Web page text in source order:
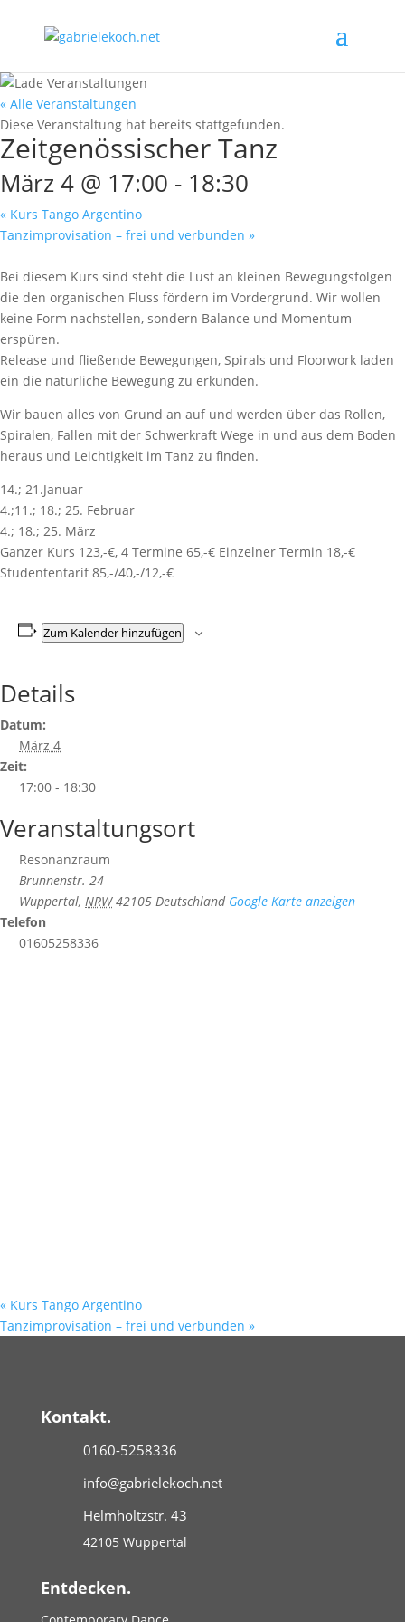
« Alle Veranstaltungen
Diese Veranstaltung hat bereits stattgefunden.
Zeitgenössischer Tanz
März 4 @ 17:00 - 18:30
« Kurs Tango Argentino
Tanzimprovisation – frei und verbunden »
Bei diesem Kurs sind steht die Lust an kleinen Bewegungsfolgen
die den organischen Fluss fördern im Vordergrund. Wir wollen
keine Form nachstellen, sondern Balance und Momentum
erspüren.
Release und fließende Bewegungen, Spirals und Floorwork laden
ein die natürliche Bewegung zu erkunden.
Wir bauen alles von Grund an auf und werden über das Rollen,
Spiralen, Fallen mit der Schwerkraft Wege in und aus dem Boden
heraus und Leichtigkeit im Tanz zu finden.
14.; 21.Januar
4.;11.; 18.; 25. Februar
4.; 18.; 25. März
Ganzer Kurs 123,-€, 4 Termine 65,-€ Einzelner Termin 18,-€
Studententarif 85,-/40,-/12,-€
Zum Kalender hinzufügen
Details
Datum:
März 4
Zeit:
17:00 - 18:30
Veranstaltungsort
Resonanzraum
Brunnenstr. 24
Wuppertal, NRW 42105 Deutschland Google Karte anzeigen
Telefon
01605258336
« Kurs Tango Argentino
Tanzimprovisation – frei und verbunden »
Kontakt.
0160-5258336
info@gabrielekoch.net
Helmholtzstr. 43
42105 Wuppertal
Entdecken.